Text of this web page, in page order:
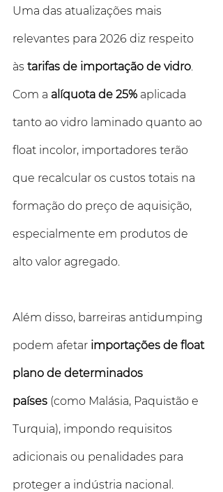
Uma das atualizações mais
relevantes para 2026 diz respeito
às tarifas de importação de vidro.
Com a alíquota de 25% aplicada
tanto ao vidro laminado quanto ao
float incolor, importadores terão
que recalcular os custos totais na
formação do preço de aquisição,
especialmente em produtos de
alto valor agregado.
Além disso, barreiras antidumping
podem afetar importações de float
plano de determinados
países (como Malásia, Paquistão e
Turquia), impondo requisitos
adicionais ou penalidades para
proteger a indústria nacional.